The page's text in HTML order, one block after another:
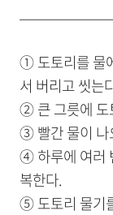
① 도토리를 물
서 버리고 씻는
② 큰 그릇에 도
③ 빨간 물이 나
④ 하루에 여러
복한다.
⑤ 도토리 물기